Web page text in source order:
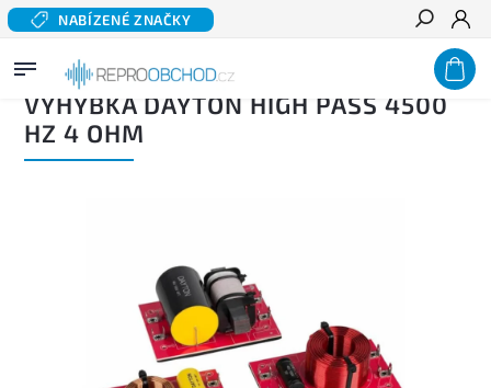
NABÍZENÉ ZNAČKY
Hledat
Domů/ Výhybky /Výhybky pro drivery/ Výhybka DAYTON High Pass 4500 Hz 4 Ohm
VÝHYBKA DAYTON HIGH PASS 4500
HZ 4 OHM